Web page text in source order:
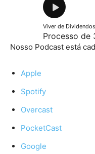
Viver de Dividendos
Nosso Podcast está
Apple
Spotify
Overcast
PocketCast
Google